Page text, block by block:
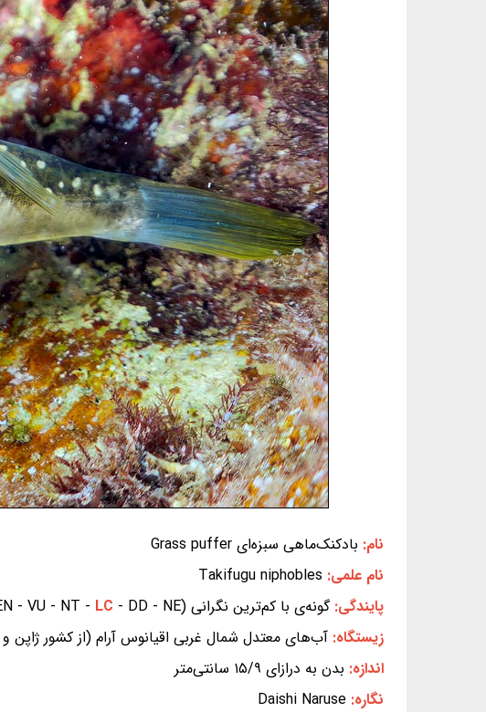
نام: بادکنک‌ماهی سبزه‌ای Grass puffer
نام علمی: Takifugu niphobles
پایندگی:گونه‌ی با کم‌ترین نگرانی (EX - EW - CR - EN - VU - NT - LC - DD - NE) (بر پایه‌ی سیاهه‌ی سرخ IUCN)
زیستگاه: آب‌های معتدل شمال غربی اقیانوس آرام (از کشور ژاپن
اندازه: بدن به درازای ۱۵/۹ سانتی‌متر
نگاره: Daishi Naruse